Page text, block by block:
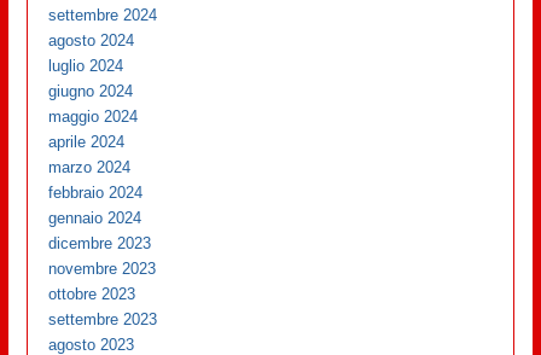
settembre 2024
agosto 2024
luglio 2024
giugno 2024
maggio 2024
aprile 2024
marzo 2024
febbraio 2024
gennaio 2024
dicembre 2023
novembre 2023
ottobre 2023
settembre 2023
agosto 2023